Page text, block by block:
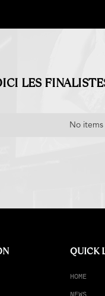
LES
No
QUICK
HOME
NEWS